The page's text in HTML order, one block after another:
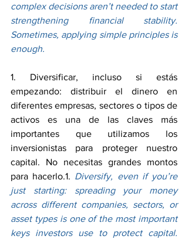
complex decisions aren’t needed to start
strengthening financial stability.
Sometimes, applying simple principles is
enough.
1. Diversificar, incluso si estás
empezando: distribuir el dinero en
diferentes empresas, sectores o tipos de
activos es una de las claves más
importantes que utilizamos los
inversionistas para proteger nuestro
capital. No necesitas grandes montos
para hacerlo.1. Diversify, even if you’re
just starting: spreading your money
across different companies, sectors, or
asset types is one of the most important
keys investors use to protect capital.